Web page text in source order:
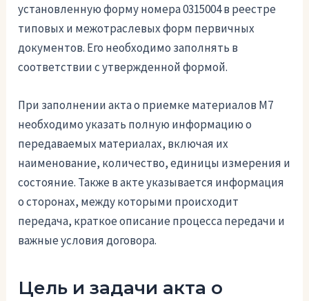
установленную форму номера 0315004 в реестре
типовых и межотраслевых форм первичных
документов. Его необходимо заполнять в
соответствии с утвержденной формой.
При заполнении акта о приемке материалов М7
необходимо указать полную информацию о
передаваемых материалах, включая их
наименование, количество, единицы измерения и
состояние. Также в акте указывается информация
о сторонах, между которыми происходит
передача, краткое описание процесса передачи и
важные условия договора.
Цель и задачи акта о